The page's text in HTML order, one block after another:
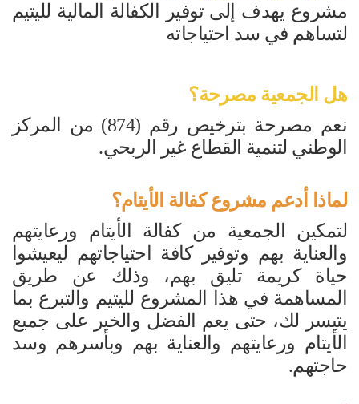
مشروع يهدف إلى توفير الكفالة المالية لليتيم
لتساهم في سد احتياجاته
هل الجمعية مصرحة؟
نعم مصرحة بترخيص رقم (874) من المركز
الوطني لتنمية القطاع غير الربحي.
لماذا أدعم مشروع كفالة الأيتام؟
لتمكين الجمعية من كفالة الأيتام ورعايتهم
والعناية بهم وتوفير كافة احتياجاتهم ليعيشوا
حياة كريمة تليق بهم، وذلك عن طريق
المساهمة في هذا المشروع لليتيم والتبرع بما
يتيسر لك، حتى يعم الفضل والخير على جميع
الأيتام ورعايتهم والعناية بهم وبأسرهم وسد
حاجتهم.